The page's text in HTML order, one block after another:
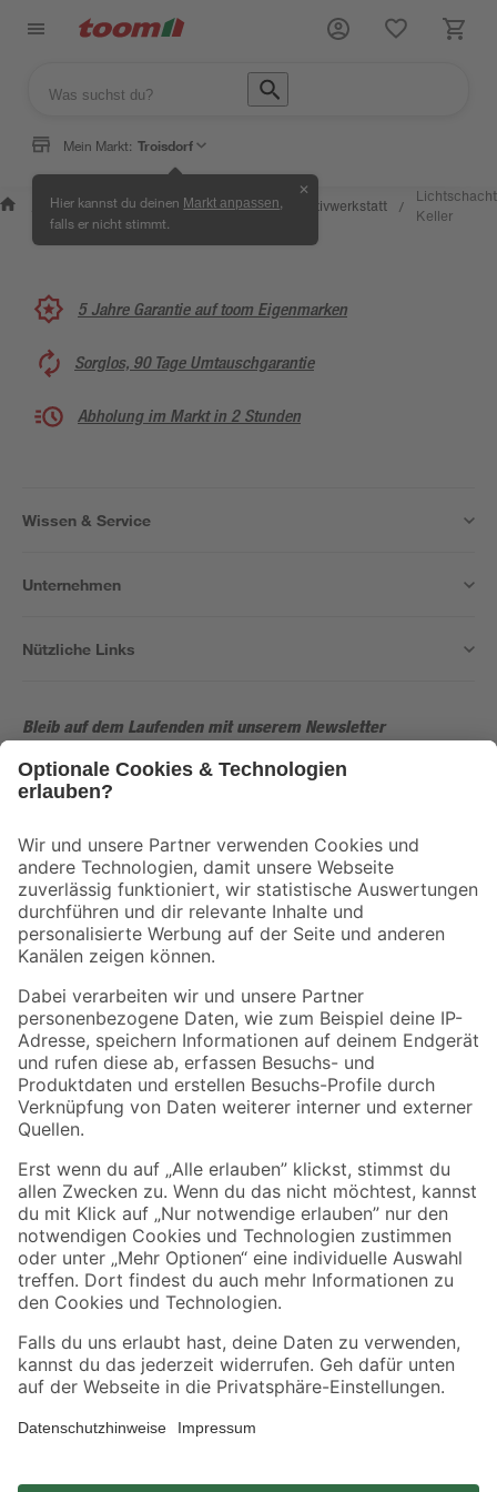
Mein Markt: Troisdorf
Hier kannst du deinen Markt anpassen
falls er nicht stimmt.
✕
Wissen &
Service
/
Selbermachen &
Ratgeber
/ Kreativwerkstatt /
Lichtschacht
Keller
5 Jahre Garantie auf toom Eigenmarken
Sorglos, 90 Tage Umtauschgarantie
Abholung im Markt in 2 Stunden
Wissen & Service
Unternehmen
Nützliche Links
Bleib auf dem Laufenden mit unserem Newsletter
Der toom Newsletter: Keine Angebote und Aktionen mehr verpassen!
Folge uns
Zahlungsarten Versandarten
Sicher einkaufen
Jetzt die toom-App herunterladen
Alle Preisangaben in EUR inkl. gesetzl. MwSt.. Die dargestellten Angebote sind unter
Umständen nicht in allen Märkten verfügbar. Die angegebenen Verfügbarkeiten beziehen
sich auf den unter "Mein Markt" ausgewählten toom Baumarkt. Alle Angebote und
*Paketversand ab 59 € versandkostenfrei, gilt nicht für Artikel mit Speditionsversand, hier
fallen zusätzliche Versandkosten an.